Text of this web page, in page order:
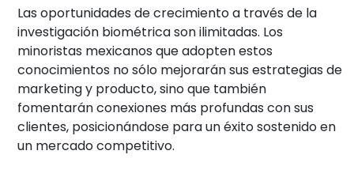
Las oportunidades de crecimiento a través de la
investigación biométrica son ilimitadas. Los
minoristas mexicanos que adopten estos
conocimientos no sólo mejorarán sus estrategias de
marketing y producto, sino que también
fomentarán conexiones más profundas con sus
clientes, posicionándose para un éxito sostenido en
un mercado competitivo.